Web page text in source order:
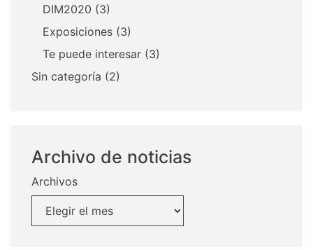
DIM2020 (3)
Exposiciones (3)
Te puede interesar (3)
Sin categoría (2)
Archivo de noticias
Archivos